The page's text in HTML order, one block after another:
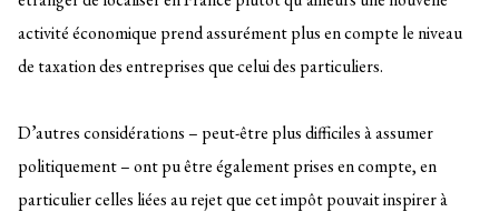
activité économique prend assurément plus en compte le niveau
de taxation des entreprises que celui des particuliers.
D’autres considérations – peut-être plus difficiles à assumer
politiquement – ont pu être également prises en compte, en
particulier celles liées au rejet que cet impôt pouvait inspirer à